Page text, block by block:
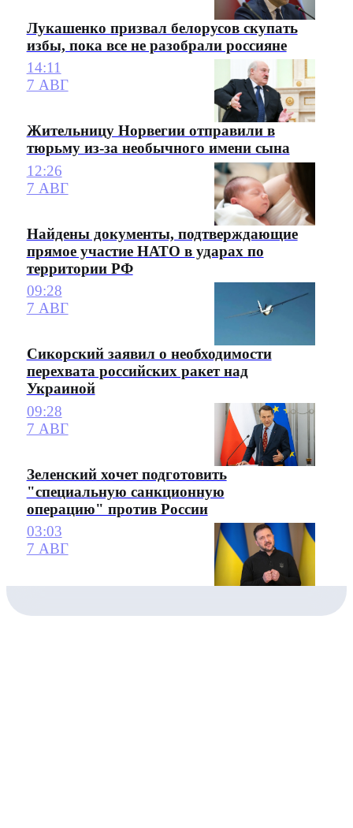
Лукашенко призвал белорусов скупать
избы, пока все не разобрали россияне
14:11
7 АВГ
Жительницу Норвегии отправили в
тюрьму из-за необычного имени сына
12:26
7 АВГ
Найдены документы, подтверждающие
прямое участие НАТО в ударах по
территории РФ
09:28
7 АВГ
Сикорский заявил о необходимости
перехвата российских ракет над
Украиной
09:28
7 АВГ
Зеленский хочет подготовить
"специальную санкционную
операцию" против России
03:03
7 АВГ